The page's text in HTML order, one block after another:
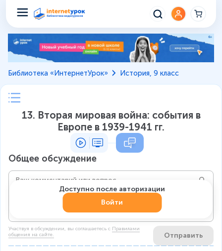
Библиотека «ИнтернетУрок» История, 9 класс
13. Вторая мировая война: события в
Европе в 1939-1941 гг.
Общее обсуждение
Участвуя в обсуждении, вы соглашаетесь c Правилами
общения на сайте.
Отправить
Доступно после авторизации
Войти